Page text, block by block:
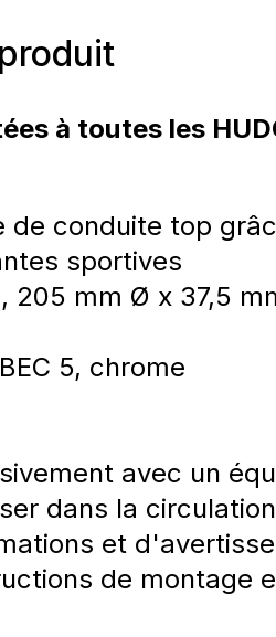
à toutes les
de conduite top
sportives
205 mm Ø x 37,5
5, chrome
avec un
dans la circulation
et
de montage